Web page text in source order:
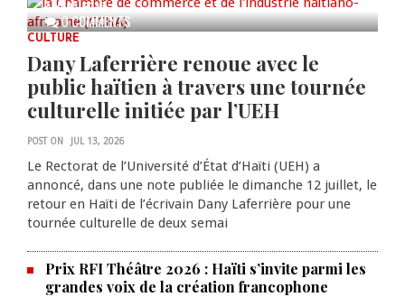
0 COMMENTS
AUG 05, 2026
CULTURE
Dany Laferrière renoue avec le
public haïtien à travers une tournée
culturelle initiée par l’UEH
POST ON JUL 13, 2026
Le Rectorat de l’Université d’État d’Haïti (UEH) a
annoncé, dans une note publiée le dimanche 12 juillet, le
retour en Haïti de l’écrivain Dany Laferrière pour une
tournée culturelle de deux semai
Prix RFI Théâtre 2026 : Haïti s’invite parmi les
grandes voix de la création francophone